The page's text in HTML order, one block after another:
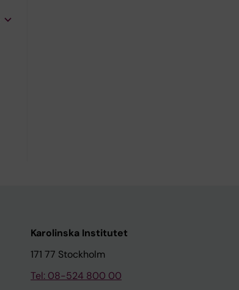
Karolinska Institutet
171 77 Stockholm
Tel: 08-524 800 00